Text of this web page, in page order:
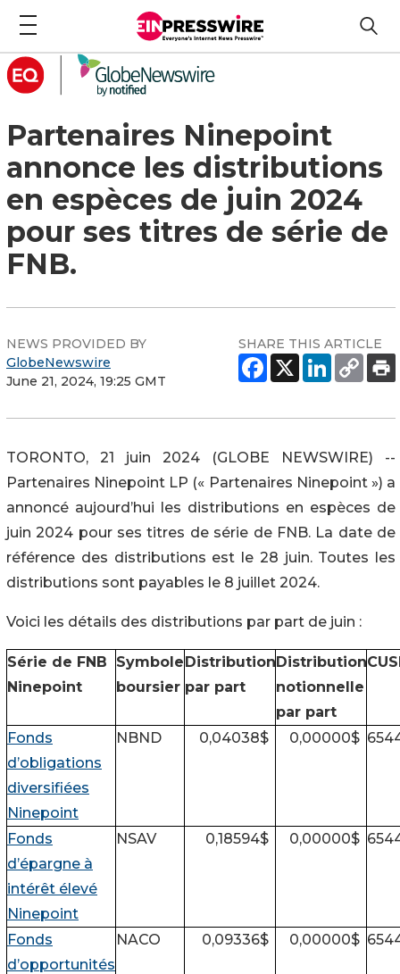
Partenaires Ninepoint
annonce les distributions
en espèces de juin 2024
pour ses titres de série de
FNB.
NEWS PROVIDED BY
GlobeNewswire
June 21, 2024, 19:25 GMT
SHARE THIS ARTICLE
TORONTO, 21 juin 2024 (GLOBE NEWSWIRE) --
Partenaires Ninepoint LP (« Partenaires Ninepoint ») a
annoncé aujourd’hui les distributions en espèces de
juin 2024 pour ses titres de série de FNB. La date de
référence des distributions est le 28 juin. Toutes les
distributions sont payables le 8 juillet 2024.
Voici les détails des distributions par part de juin :
Série de FNB
Ninepoint
Symbole
boursier
Distribution
par part
Distribution
notionnelle
par part
Fonds
d’obligations
diversifiées
Ninepoint
NBND 0,04038$ 0,00000$
Fonds
d’épargne à
intérêt élevé
Ninepoint
NSAV 0,18594$ 0,00000$
Fonds
d’opportunités
NACO 0,09336$ 0,00000$